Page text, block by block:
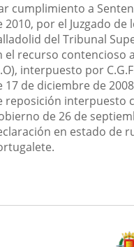
cumplimiento a
2010, por el Juzgado
del Tribunal
el recurso contencioso
interpuesto por
17 de diciembre de
reposición interpuesto
de 26 de
en estado de